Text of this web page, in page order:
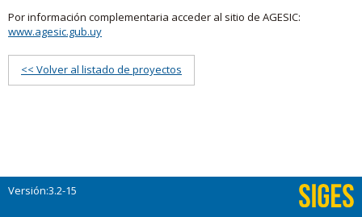
Por información complementaria acceder al sitio de AGESIC:
www.agesic.gub.uy
<< Volver al listado de proyectos
Versión:3.2-15